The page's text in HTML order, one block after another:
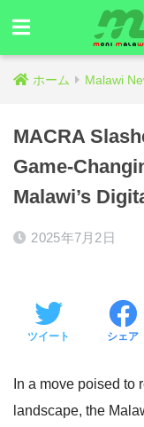
ホーム Malawi
MACRA
Game-
Malawi’s
2025年7月2日
ツイート シェア
In a move poised to
landscape, the